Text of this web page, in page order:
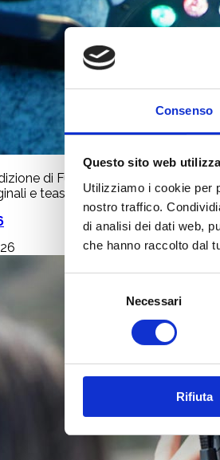
Consenso
Questo sito web
Utilizziamo i cookie per
nostro traffico.
di analisi dei dati web,
che hanno raccolto dal
Necessari
Rifiuta
di Fuori Campo, il
e teaser da presentare ai